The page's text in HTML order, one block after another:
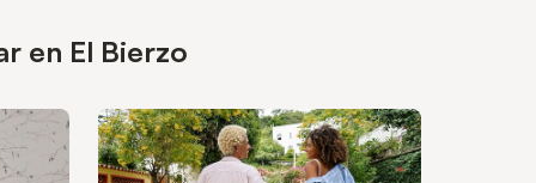
en El Bierzo